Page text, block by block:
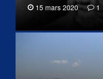
15 mars 2020 1